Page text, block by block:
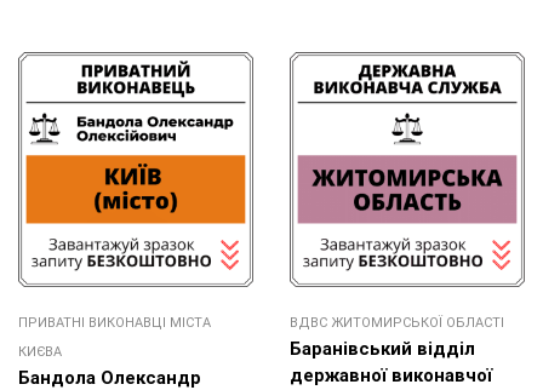
ПРИВАТНІ ВИКОНАВЦІ МІСТА
КИЄВА
Бандола Олександр
ВДВС ЖИТОМИРСЬКОЇ ОБЛАСТІ
Баранівський відділ
державної виконавчої